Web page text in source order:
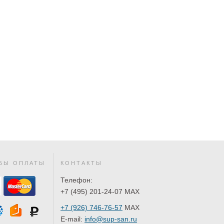
ОПЛАТЫ КОНТАКТЫ
Телефон:
+7 (495) 201-24-07 MAX
+7 (926) 746-76-57 MAX
E-mail: info@sup-san.ru